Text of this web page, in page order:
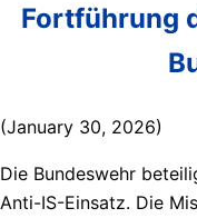
Fortführung
(January 30, 2026)
Die Bundeswehr
Anti-IS-Einsatz. Die